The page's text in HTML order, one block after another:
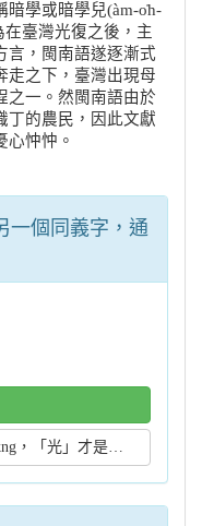
暗學或暗學兒(àm-o̍h-
臺灣光復之後，主
言，閩南語遂逐漸式
走之下，臺灣出現母
之一。然閩南語由於
丁的農民，因此文獻
心忡忡。
一個同義字，通
」才是閩南語用字)